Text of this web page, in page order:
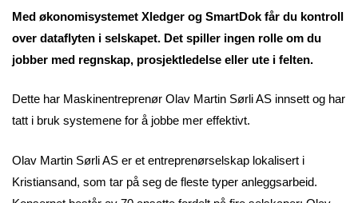
Med økonomisystemet Xledger og SmartDok får du kontroll
over dataflyten i selskapet. Det spiller ingen rolle om du
jobber med regnskap, prosjektledelse eller ute i felten.
Dette har Maskinentreprenør Olav Martin Sørli AS innsett og har
tatt i bruk systemene for å jobbe mer effektivt.
Olav Martin Sørli AS er et entreprenørselskap lokalisert i
Kristiansand, som tar på seg de fleste typer anleggsarbeid.